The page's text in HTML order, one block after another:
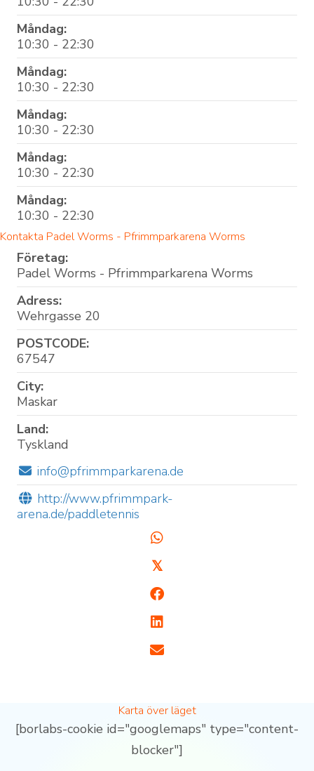
Måndag:
10:30 - 22:30
Måndag:
10:30 - 22:30
Måndag:
10:30 - 22:30
Måndag:
10:30 - 22:30
Måndag:
10:30 - 22:30
Kontakta Padel Worms - Pfrimmparkarena Worms
Företag:
Padel Worms - Pfrimmparkarena Worms
Adress:
Wehrgasse 20
POSTCODE:
67547
City:
Maskar
Land:
Tyskland
info@pfrimmparkarena.de
http://www.pfrimmpark-
arena.de/paddletennis
𝕏
Karta över läget
[borlabs-cookie id="googlemaps" type="content-
blocker"]